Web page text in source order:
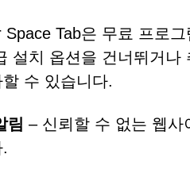
Space Tab은 무료 프로
설치 옵션을 건너뛰거
수 있습니다.
림 – 신뢰할 수 없는 웹사